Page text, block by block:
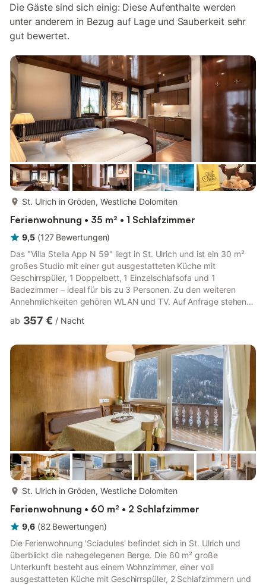
Die Gäste sind sich einig: Diese Aufenthalte werden
unter anderem in Bezug auf Lage und Sauberkeit sehr
gut bewertet.
St. Ulrich in Gröden, Westliche Dolomiten
Ferienwohnung • 35 m² • 1 Schlafzimmer
9,5 (127 Bewertungen)
Das "Villa Stella App N 59" liegt in St. Ulrich und ist ein 30 m²
großes Studio mit einer gut ausgestatteten Küche mit
Geschirrspüler, 1 Doppelbett, 1 Einzelschlafsofa und 1
Badezimmer – ideal für bis zu 3 Personen. Zu den weiteren
Annehmlichkeiten gehören WLAN und TV. Auf Anfrage stehen
Verfügung, ein Babybett ist gegen Aufpreis erhältlich. Das
Balkon. Sie können außerdem einen gemeinschaftlichen
Außenbereich mit Garten, Gartenmöbeln, offener Terrasse,
überdachter Terrasse und Sp...
ab 357 € / Nacht
St. Ulrich in Gröden, Westliche Dolomiten
Ferienwohnung • 60 m² • 2 Schlafzimmer
9,6 (82 Bewertungen)
Die Ferienwohnung 'Sciadules' befindet sich in St. Ulrich und
überblickt die nahegelegenen Berge. Die 60 m² große
Unterkunft besteht aus einem Wohnzimmer, einer voll
ausgestatteten Küche mit Geschirrspüler, 2 Schlafzimmern und